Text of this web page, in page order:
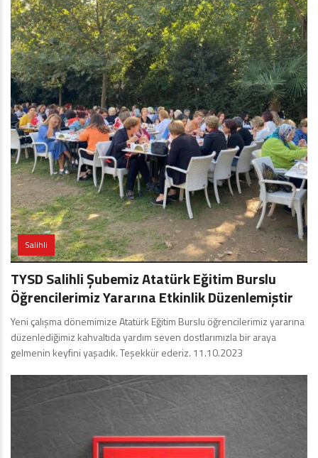
Salihli
TYSD Salihli Şubemiz Atatürk Eğitim Burslu
Öğrencilerimiz Yararına Etkinlik Düzenlemiştir
Yeni çalışma dönemimize Atatürk Eğitim Burslu öğrencilerimiz yararına
düzenlediğimiz kahvaltıda yardım seven dostlarımızla bir araya
gelmenin keyfini yaşadık. Teşekkür ederiz. 11.10.2023